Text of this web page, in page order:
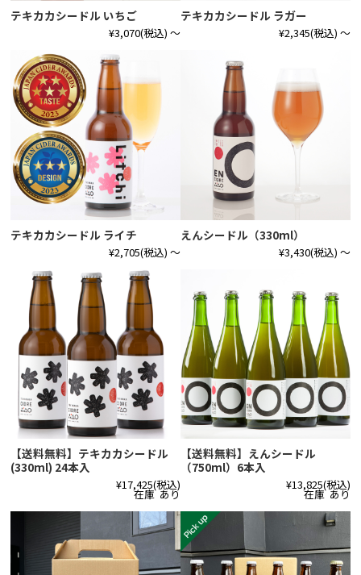
テキカカシードル いちご
¥3,070(税込) ～
テキカカシードル ラガー
¥2,345(税込) ～
テキカカシードル ライチ
¥2,705(税込) ～
えんシードル（330ml）
¥3,430(税込) ～
【送料無料】テキカカシードル
(330ml) 24本入
¥17,425(税込)
在庫 あり
【送料無料】えんシードル
（750ml）6本入
¥13,825(税込)
在庫 あり